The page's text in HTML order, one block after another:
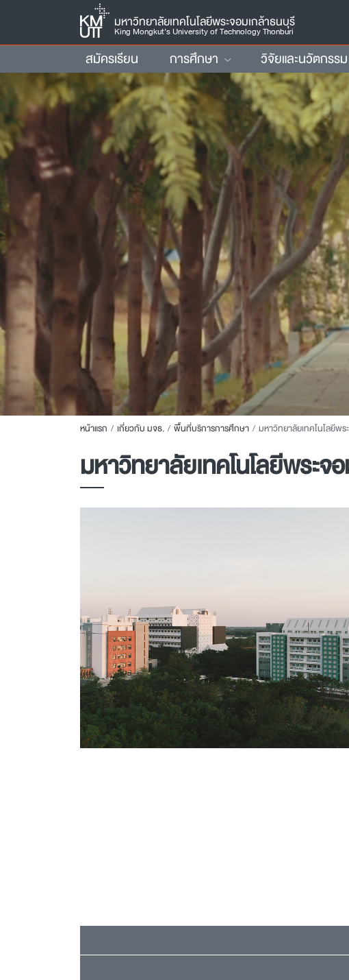
มหาวิทยาลัยเทคโนโลยีพระจอมเกล้าธนบุรี
King Mongkut’s University of Technology Thonburi
สมัครเรียน การศึกษา วิจัยและนวัตกรรม
หน้าแรก เกี่ยวกับ มจธ. พื้นที่บริการการศึกษา มหาวิทยาลัยเทคโนโลยีพระจอมเ
มหาวิทยาลัยเทคโนโลยีพระจ